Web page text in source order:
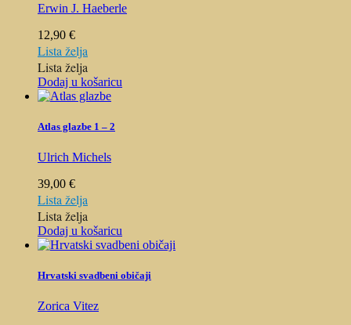
Erwin J. Haeberle
12,90 €
Lista želja
Lista želja
Dodaj u košaricu
Atlas glazbe 1 – 2
Ulrich Michels
39,00 €
Lista želja
Lista želja
Dodaj u košaricu
Hrvatski svadbeni običaji
Zorica Vitez